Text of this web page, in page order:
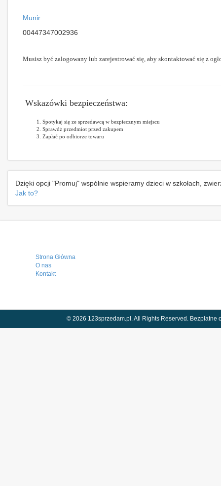
Munir
00447347002936
Musisz być zalogowany lub zarejestrować się, aby skontaktować się z
Wskazówki bezpieczeństwa:
Spotykaj się ze sprzedawcą w bezpiecznym miejscu
Sprawdż przedmiot przed zakupem
Zapłać po odbiorze towaru
Dzięki opcji "Promuj" wspólnie wspieramy dzieci w szkołach,
Jak to?
Strona Główna
O nas
Kontakt
© 2026 123sprzedam.pl. All Rights Reserved. Bezpłatne